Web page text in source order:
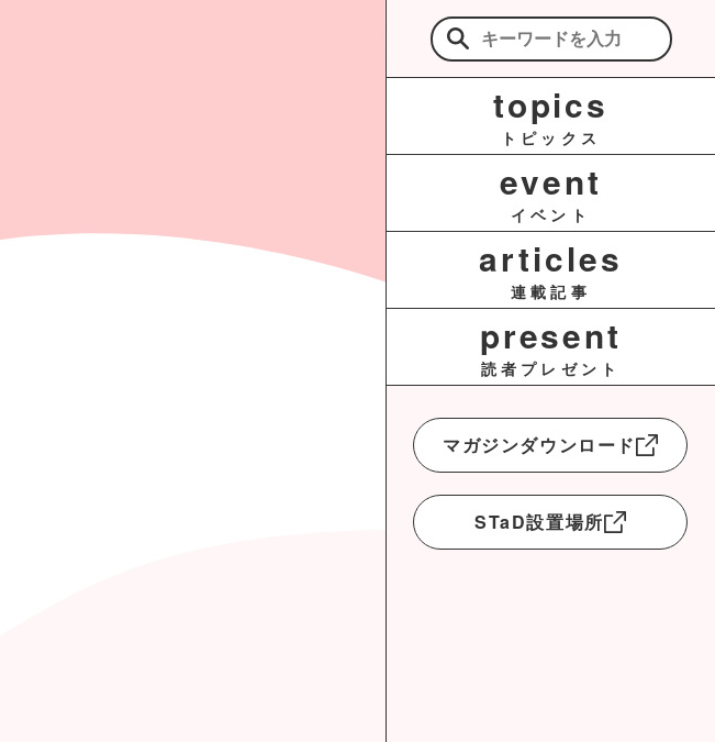
検
索:
topics
トピックス
event
イベント
articles
連載記事
present
読者プレゼント
マガジンダウンロード
STaD設置場所